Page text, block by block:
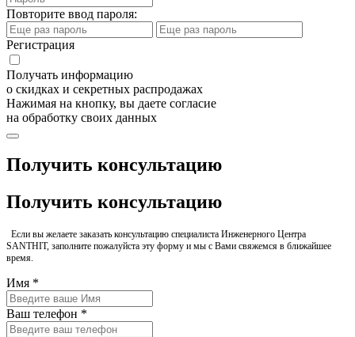
Повторите ввод пароля:
Регистрация
Получать информацию
о скидках и секретных распродажах
Нажимая на кнопку, вы даете согласие
на обработку своих данных
Получить консультацию
Получить консультацию
Если вы желаете заказать консультацию специалиста Инженерного Центра
SANTHIT, заполните пожалуйста эту форму и мы с Вами свяжемся в ближайшее
время.
Имя *
Ваш телефон *